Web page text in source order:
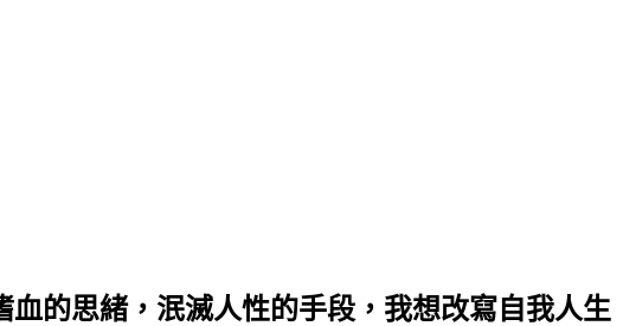
的思緒，泯滅人性的手段，我想改寫自我人生